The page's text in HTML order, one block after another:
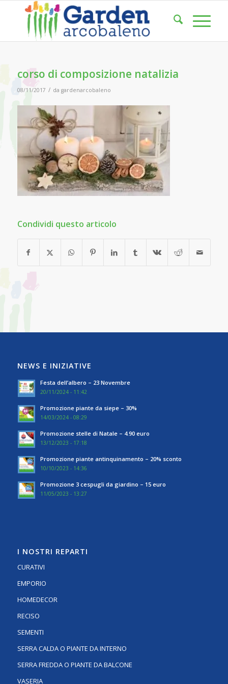
corso di composizione natalizia
08/11/2017 / da gardenarcobaleno
Condividi questo articolo
NEWS E INIZIATIVE
Festa dell’albero – 23 Novembre
20/11/2024 - 11:42
Promozione piante da siepe – 30%
14/03/2024 - 08:29
Promozione stelle di Natale – 4.90 euro
13/12/2023 - 17:18
Promozione piante antinquinamento – 20% sconto
10/10/2023 - 14:36
Promozione 3 cespugli da giardino – 15 euro
11/05/2023 - 13:27
I NOSTRI REPARTI
CURATIVI
EMPORIO
HOMEDECOR
RECISO
SEMENTI
SERRA CALDA O PIANTE DA INTERNO
SERRA FREDDA O PIANTE DA BALCONE
VASERIA